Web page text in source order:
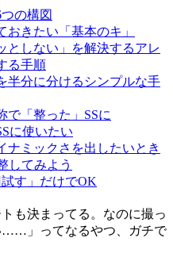
の構図
おきたい「基本のキ」
としない」を解決するアレ
る手順
半分に分けるシンプルな手
で「整った」SSに
に使いたい
ナミックさを出したいとき
してみよう
す」だけでOK
も決まってる。なのに撮っ
……」ってなるやつ、ガチで